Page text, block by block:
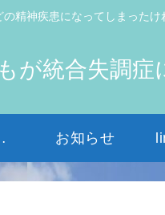
精神疾患になってしまった
が統合失調症
から お知らせ